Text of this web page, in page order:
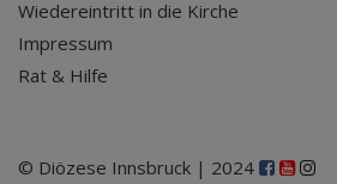
Wiedereintritt in die Kirche
Impressum
Rat & Hilfe
© Diözese Innsbruck | 2024